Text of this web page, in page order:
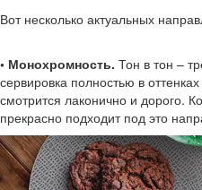
Вот несколько актуальных
• Монохромность. Тон в тон –
сервировка полностью в
смотрится лаконично и дорого.
прекрасно подходит под это